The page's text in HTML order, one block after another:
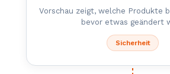
Vorschau zeigt, welche Produkte
bevor etwas geändert
Sicherheit